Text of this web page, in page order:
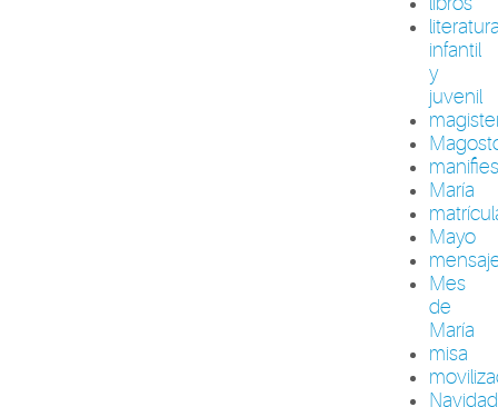
infantil
y
juvenil
María
Mayo
Mes
de
María
misa
Navidad